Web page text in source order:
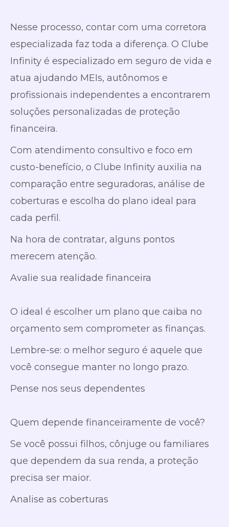
Nesse processo, contar com uma corretora
especializada faz toda a diferença. O Clube
Infinity é especializado em seguro de vida e
atua ajudando MEIs, autônomos e
profissionais independentes a encontrarem
soluções personalizadas de proteção
financeira.
Com atendimento consultivo e foco em
custo-benefício, o Clube Infinity auxilia na
comparação entre seguradoras, análise de
coberturas e escolha do plano ideal para
cada perfil.
Na hora de contratar, alguns pontos
merecem atenção.
Avalie sua realidade financeira
O ideal é escolher um plano que caiba no
orçamento sem comprometer as finanças.
Lembre-se: o melhor seguro é aquele que
você consegue manter no longo prazo.
Pense nos seus dependentes
Quem depende financeiramente de você?
Se você possui filhos, cônjuge ou familiares
que dependem da sua renda, a proteção
precisa ser maior.
Analise as coberturas